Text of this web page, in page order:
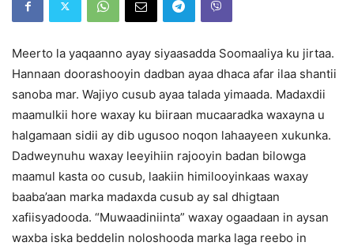
Meerto la yaqaanno ayay siyaasadda Soomaaliya ku jirtaa.
Hannaan doorashooyin dadban ayaa dhaca afar ilaa shantii
sanoba mar. Wajiyo cusub ayaa talada yimaada. Madaxdii
maamulkii hore waxay ku biiraan mucaaradka waxayna u
halgamaan sidii ay dib ugusoo noqon lahaayeen xukunka.
Dadweynuhu waxay leeyihiin rajooyin badan bilowga
maamul kasta oo cusub, laakiin himilooyinkaas waxay
baaba’aan marka madaxda cusub ay sal dhigtaan
xafiisyadooda. “Muwaadiniinta” waxay ogaadaan in aysan
waxba iska beddelin noloshooda marka laga reebo in